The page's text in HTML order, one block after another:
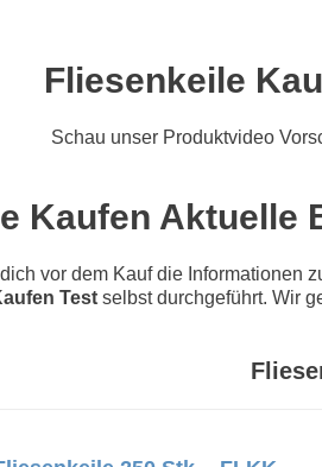
Fliesenkeile
Schau unser Produktvideo
Kaufen Aktuelle
vor dem Kauf die
Test selbst durchgeführt. Wir